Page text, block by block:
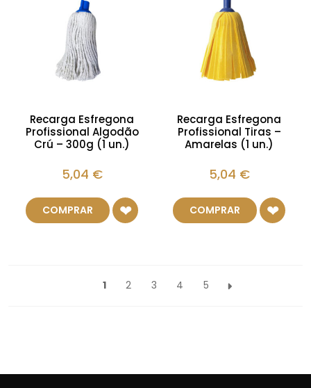
Recarga Esfregona
Profissional Algodão
Crú – 300g (1 un.)
5,04 €
COMPRAR
Recarga Esfregona
Profissional Tiras –
Amarelas (1 un.)
5,04 €
COMPRAR
1 2 3 4 5